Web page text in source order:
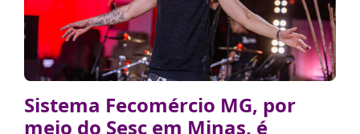
Sistema Fecomércio MG, por
meio do Sesc em Minas, é